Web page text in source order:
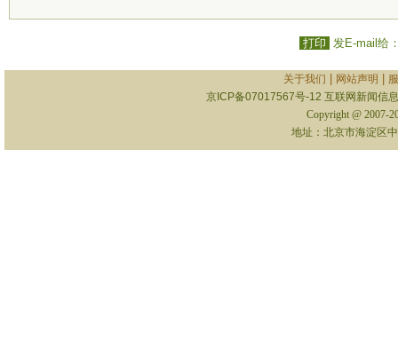
打印 发E-mail给
关于我们 网站声明
京ICP备07017567号-12 互联网新闻信
Copyright @ 2007-
地址：北京市海淀区